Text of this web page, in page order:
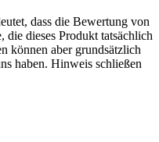
dass die Bewertung von
die dieses Produkt tatsächlich
können aber grundsätzlich
haben. Hinweis schließen